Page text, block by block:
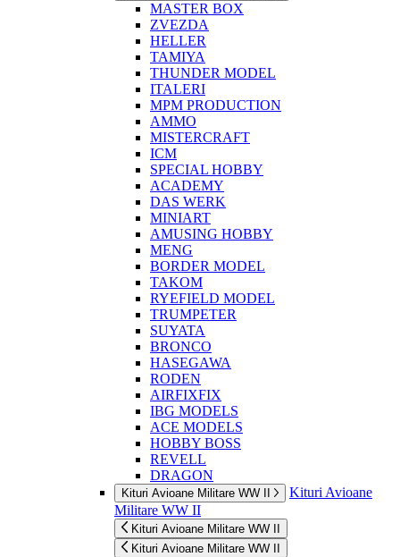
MASTER BOX
ZVEZDA
HELLER
TAMIYA
THUNDER MODEL
ITALERI
MPM PRODUCTION
AMMO
MISTERCRAFT
ICM
SPECIAL HOBBY
ACADEMY
DAS WERK
MINIART
AMUSING HOBBY
MENG
BORDER MODEL
TAKOM
RYEFIELD MODEL
TRUMPETER
SUYATA
BRONCO
HASEGAWA
RODEN
AIRFIXFIX
IBG MODELS
ACE MODELS
HOBBY BOSS
REVELL
DRAGON
Kituri Avioane Militare WW II
Kituri Avioane
Militare WW II
Kituri Avioane Militare WW II
Kituri Avioane Militare WW II